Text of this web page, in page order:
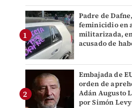
Padre de
feminicidio en
militarizada,
acusado de
Embajada de
orden de
Adán Augusto
por Simón Levy